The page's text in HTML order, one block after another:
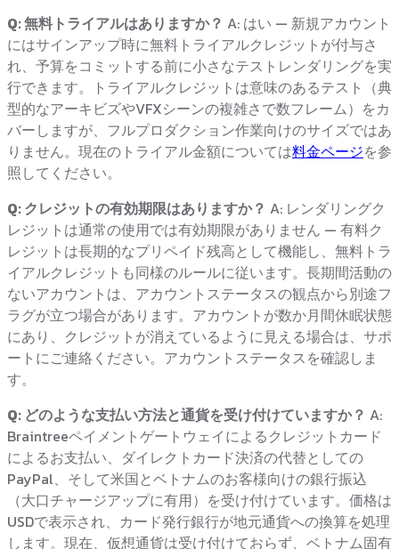
Q: 無料トライアルはありますか？ A: はい — 新規アカウント
にはサインアップ時に無料トライアルクレジットが付与さ
れ、予算をコミットする前に小さなテストレンダリングを実
行できます。トライアルクレジットは意味のあるテスト（典
型的なアーキビズやVFXシーンの複雑さで数フレーム）をカ
バーしますが、フルプロダクション作業向けのサイズではあ
りません。現在のトライアル金額については料金ページを参
照してください。
Q: クレジットの有効期限はありますか？ A: レンダリングク
レジットは通常の使用では有効期限がありません — 有料ク
レジットは長期的なプリペイド残高として機能し、無料トラ
イアルクレジットも同様のルールに従います。長期間活動の
ないアカウントは、アカウントステータスの観点から別途フ
ラグが立つ場合があります。アカウントが数か月間休眠状態
にあり、クレジットが消えているように見える場合は、サポ
ートにご連絡ください。アカウントステータスを確認しま
す。
Q: どのような支払い方法と通貨を受け付けていますか？ A:
Braintreeペイメントゲートウェイによるクレジットカード
によるお支払い、ダイレクトカード決済の代替としての
PayPal、そして米国とベトナムのお客様向けの銀行振込
（大口チャージアップに有用）を受け付けています。価格は
USDで表示され、カード発行銀行が地元通貨への換算を処理
します。現在、仮想通貨は受け付けておらず、ベトナム固有